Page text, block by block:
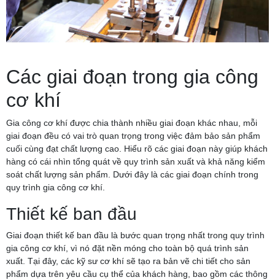
Các giai đoạn trong gia công
cơ khí
Gia công cơ khí được chia thành nhiều giai đoạn khác nhau, mỗi
giai đoạn đều có vai trò quan trọng trong việc đảm bảo sản phẩm
cuối cùng đạt chất lượng cao. Hiểu rõ các giai đoạn này giúp khách
hàng có cái nhìn tổng quát về quy trình sản xuất và khả năng kiểm
soát chất lượng sản phẩm. Dưới đây là các giai đoạn chính trong
quy trình gia công cơ khí.
Thiết kế ban đầu
Giai đoạn thiết kế ban đầu là bước quan trọng nhất trong quy trình
gia công cơ khí, vì nó đặt nền móng cho toàn bộ quá trình sản
xuất. Tại đây, các kỹ sư cơ khí sẽ tạo ra bản vẽ chi tiết cho sản
phẩm dựa trên yêu cầu cụ thể của khách hàng, bao gồm các thông